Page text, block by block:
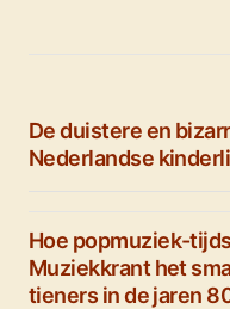
De duistere en
Nederlandse
Hoe popmuziek-
Muziekkrant het
tieners in de jaren